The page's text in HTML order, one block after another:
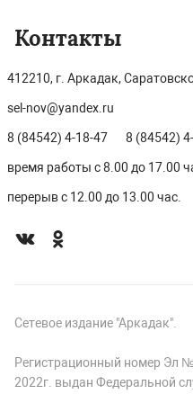
Контакты
412210, г. Аркадак,
sel-nov@yandex.ru
8 (84542) 4-18-47 8 (84542)
время работы с 8.00 до 17.00
перерыв с 12.00 до 13.00 час.
Сетевое издание "Аркадак".
Регистрационный номер Эл
2022г. выдан Федеральной